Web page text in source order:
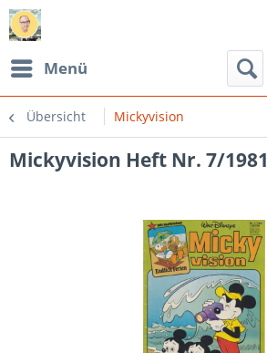
Menü
Übersicht Mickyvision
Mickyvision Heft Nr. 7/1981